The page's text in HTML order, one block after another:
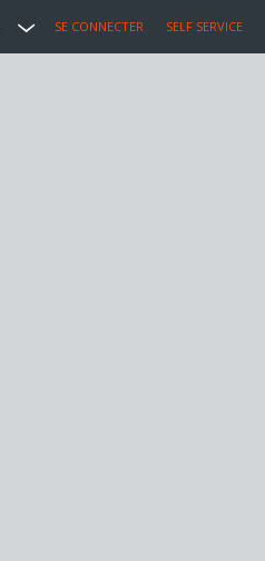
SE CONNECTER SELF SERVICE